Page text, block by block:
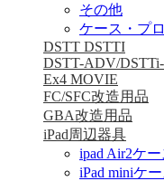
その他
ケース・プ
DSTT DSTTI
DSTT-ADV/
Ex4 MOVIE
FC/SFC改造用品
GBA改造用品
iPad周辺器具
ipad Air2ケー
iPad miniケ